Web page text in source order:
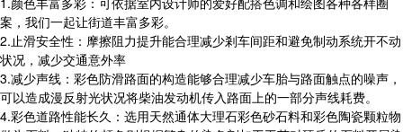
案，我们一起让街道丰富多彩。
2.止滑安全性：摩擦阻力提升能合理减少剎车间距和避免制动系统开不动
状况，减少交通意外率
3.减少声线：彩色防滑路面的构造能够合理减少车胎与路面触点的噪声，
可以造成漫反射光状况将柴油发动机传入路面上的一部分声线耗费。
4.彩色道路性能长久：选用天然通体大理石彩色砂石料和彩色陶瓷颗粒物